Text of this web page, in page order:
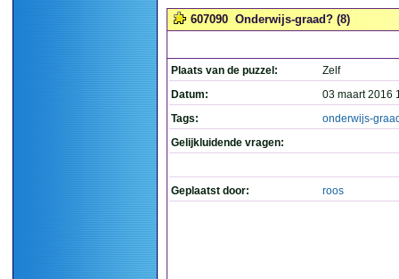
607090 Onderwijs-graad? (8)
Plaats van de puzzel:
Zelf
Datum:
03 maart 2016
Tags:
onderwijs-
Gelijkluidende vragen:
Geplaatst door: roos